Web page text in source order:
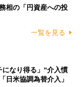
相の「円資産への投
一覧を見る
になり得る」“介入慣
日米協調為替介入」